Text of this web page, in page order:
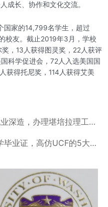
成长、协作和文化交流。
国家的14,799名学生，超过
校友。截止2019年3月，学校
，13人获得图灵奖，22人获评
科学促进会，72人入选美国国
获得托尼奖，114人获得艾美
毕业后6个月快速就业深造，办理堪培拉理工学院文凭即可实现
办理中佛罗里达大学毕业证，高仿UCF的5大优势专业文凭！